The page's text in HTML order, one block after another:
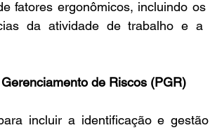
fatores ergonômicos, incluindo
da atividade de trabalho e
de Riscos (PGR)
incluir a identificação e